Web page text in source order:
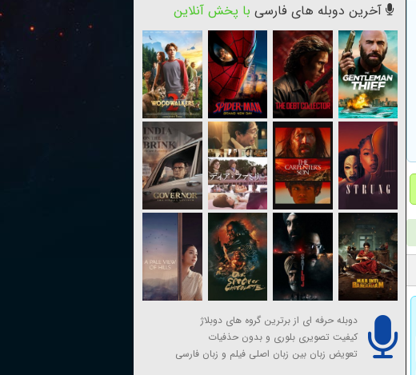
آخرین دوبله های فارسی با پخش آنلاین
دوبله حرفه ای از برترین گروه های دوبلاژ
کیفیت تصویری بلوری و بدون حذفیات
تعویض زبان بین زبان اصلی فیلم و زبان فارسی